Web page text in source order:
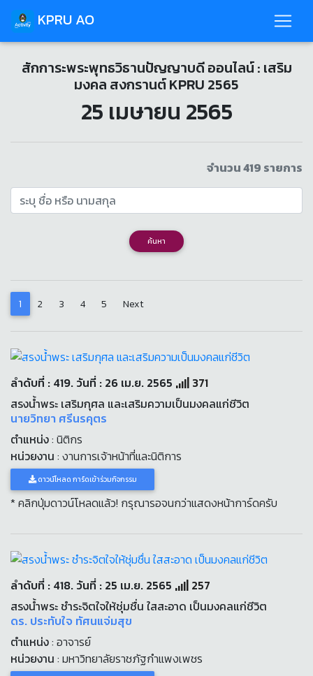
KPRU AO
สักการะพระพุทธวิธานปัญญาบดี ออนไลน์ : เสริม
มงคล สงกรานต์ KPRU 2565
25 เมษายน 2565
จำนวน 419 รายการ
ค้นหา
1 2 3 4 5 Next
ลำดับที่ : 419. วันที่ : 26 เม.ย. 2565
371
สรงน้ำพระ เสริมกุศล และเสริมความเป็นมงคลแก่ชีวิต
นายวิทยา ศรีนรคุตร
ตำแหน่ง: นิติกร
หน่วยงาน : งานการเจ้าหน้าที่และนิติการ
ดาวน์โหลด การ์ดเข้าร่วมกิจกรรม
* คลิกปุ่มดาวน์โหลดแล้ว! กรุณารอจนกว่าแสดงหน้าการ์ดครับ
ลำดับที่ : 418. วันที่ : 25 เม.ย. 2565
257
สรงน้ำพระ ชำระจิตใจให้ชุ่มชื่น ใสสะอาด เป็นมงคลแก่ชีวิต
ดร. ประทับใจ ทัศนแจ่มสุข
ตำแหน่ง: อาจารย์
หน่วยงาน : มหาวิทยาลัยราชภัฐกำแพงเพชร